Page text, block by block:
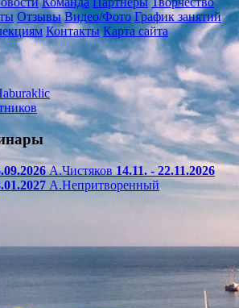
Отзывы Видео/Фото График занятий
Контакты Карта сайта
А.Чистяков14.11. - 22.11.2026
А.Непритворенный